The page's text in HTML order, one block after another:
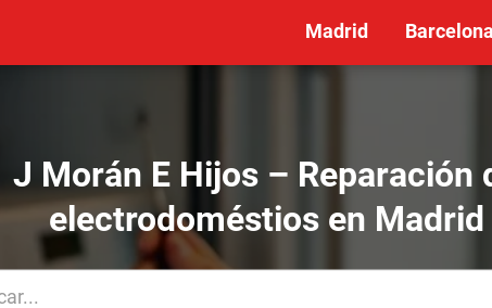
Madrid Barcelona
J Morán E Hijos – Reparación
electrodoméstios en Madrid